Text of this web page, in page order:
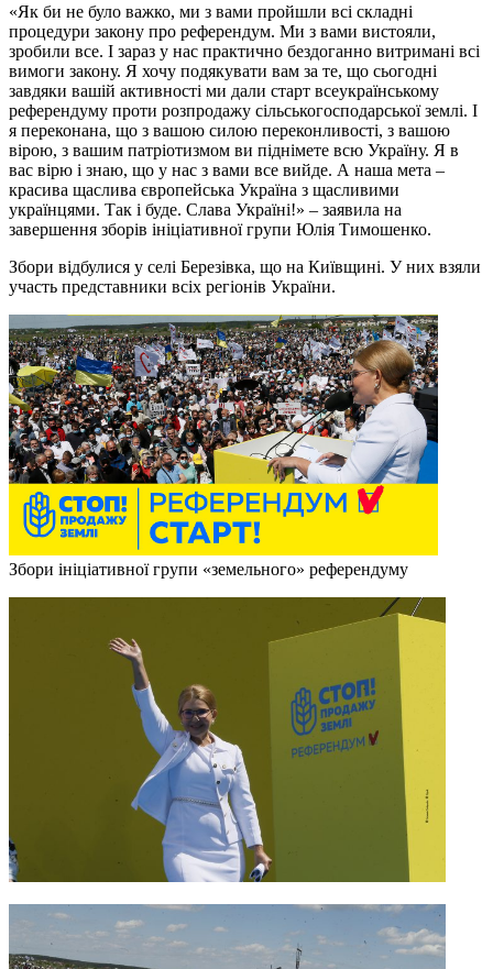
«Як би не було важко, ми з вами пройшли всі складні
процедури закону про референдум. Ми з вами вистояли,
зробили все. І зараз у нас практично бездоганно витримані всі
вимоги закону. Я хочу подякувати вам за те, що сьогодні
завдяки вашій активності ми дали старт всеукраїнському
референдуму проти розпродажу сільськогосподарської землі. І
я переконана, що з вашою силою переконливості, з вашою
вірою, з вашим патріотизмом ви піднімете всю Україну. Я в
вас вірю і знаю, що у нас з вами все вийде. А наша мета –
красива щаслива європейська Україна з щасливими
українцями. Так і буде. Слава Україні!» – заявила на
завершення зборів ініціативної групи Юлія Тимошенко.
Збори відбулися у селі Березівка, що на Київщині. У них взяли
участь представники всіх регіонів України.
Збори ініціативної групи «земельного» референдуму